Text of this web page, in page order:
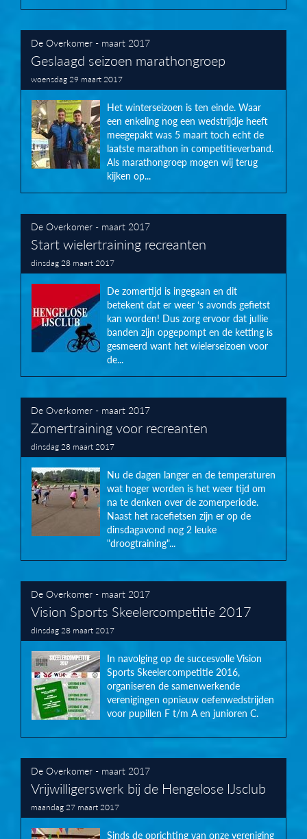
De Overkomer - maart 2017
Geslaagd seizoen marathongroep
woensdag 29 maart 2017
Het winterseizoen is ten einde. Waar
een enkeling nog een wedstrijdje heeft
meegepakt was 5 maart toch echt de
laatste marathon in competitieverband.
Als marathongroep mogen wij terug
kijken op...
De Overkomer - maart 2017
Start wielertraining recreanten
dinsdag 28 maart 2017
De zomertijd is ingegaan en dit
betekent dat er weer ‘s avonds gefietst
kan worden! Dus zorg ervoor dat jullie
banden zijn opgepompt en de ketting is
gesmeerd want het wielerseizoen voor
de...
De Overkomer - maart 2017
Zomertraining voor recreanten
dinsdag 28 maart 2017
Nu de dagen langer en de temperaturen
wat hoger worden is het weer tijd om
na te denken over de zomerperiode.
Naast het racefietsen zijn er op de
dinsdagavond nog 2 leuke
"droogtraining"...
De Overkomer - maart 2017
Vision Sports Skeelercompetitie 2017
dinsdag 28 maart 2017
In navolging op de succesvolle Vision
Sports Skeelercompetitie 2016,
organiseren de samenwerkende
verenigingen opnieuw oefenwedstrijden
voor pupillen F t/m A en junioren C.
De Overkomer - maart 2017
Vrijwilligerswerk bij de Hengelose IJsclub
maandag 27 maart 2017
Sinds de oprichting van onze vereniging